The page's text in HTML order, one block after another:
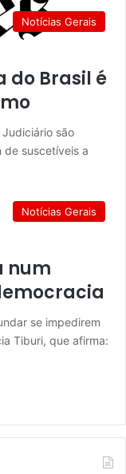
Notícias Gerais
do Brasil é
são
de suscetíveis a
Notícias Gerais
num
se impedirem
Tiburi, que afirma: